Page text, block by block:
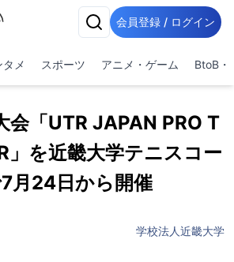
会員登録 / ログイン
タメ スポーツ アニメ・ゲーム BtoB・
会「UTR JAPAN PRO T
」を近畿大学テニスコー
7月24日から開催
学校法人近畿大学